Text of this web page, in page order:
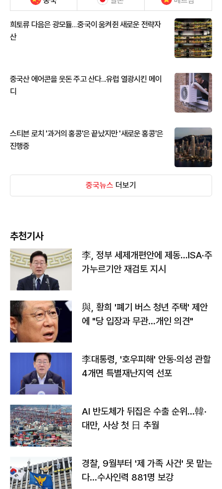
희토류 다음은 광모듈…중국이 움켜쥔 새로운 전략자
산
중국산 에어콘을 웃돈 주고 산다...유럽 열광시킨 메이
디
스티븐 로치 '과거의 홍콩'은 끝났지만 '새로운 홍콩'은
진행중
중국뉴스 더보기
추천기사
李, 정부 세제개편안에 제동…ISA·주
가누르기안 재검토 지시
與, 황희 '폐기 버스 청년 주택' 제안
에 "당 입장과 무관…개인 의견"
李대통령, '호우피해' 안동·의성 관할
4개면 특별재난지역 선포
AI 반도체가 뒤집은 수출 순위…韓·
대만, 사상 첫 日 추월
경찰, 9월부터 '제 가족 사건' 못 맡는
다…수사인력 881명 보강